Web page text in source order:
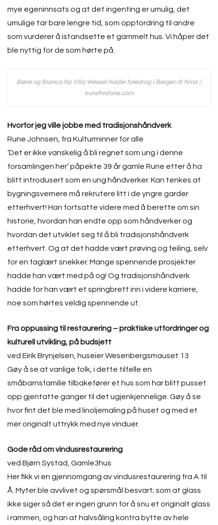
mye egeninnsats og at det ingenting er umulig, det
umulige tar bare lengre tid, som oppfordring til andre
som vurderer å istandsette et gammelt hus. Vi håper det
ble nyttig for de som hørte på.
Børre og Bianca fra Villa Wessel holder foredrag i Bergen © Nina /
kunsthistorie.com
Hvorfor jeg ville jobbe med tradisjonshåndverk
Rune Johnsen, fra Kulturminner for alle
‘Det er ikke vanskelig å bli regnet som ung i denne
forsamlingen her’ påpekte 39 år gamle Rune etter å ha
blitt introdusert som en ung håndverker. Kan tenkes at
bygningsvernere må rekrutere litt i de yngre garder
etterhvert! Han fortsatte videre med å berette om sin
historie, hvordan han endte opp som håndverker og
hvordan det utviklet seg til å bli tradisjonshåndverk
etterhvert. Og at det hadde vært prøving og feiling, selv
for en faglært snekker. Mange spennende prosjekter
hadde han vært med på og! Og tradisjonshåndverk
hadde for han vært et springbrett inn i videre karriere,
noe som hørtes veldig spennende ut.
Fra oppussing til restaurering – praktiske utfordringer og
kulturell utvikling, på budsjett
ved Eirik Brynjelsen, huseier Wesenbergsmauset 13
Gøy å se at vanlige folk, i dette tilfelle en
småbarnsfamilie tilbakefører et hus som har blitt pusset
opp gjentatte ganger til det ugjenkjennelige. Gøy å se
hvor fint det ble med linoljemaling på huset og med et
mer originalt uttrykk med nye vinduer.
Gode råd om vindusrestaurering
ved Bjørn Systad, Gamle3hus
Her fikk vi en gjennomgang av vindusrestaurering fra A til
Å. Myter ble avvlivet og spørsmål besvart; som at glass
ikke siger så det er ingen grunn for å snu et originalt glass
i rammen, og han at halvsåling kontra bytte av hele